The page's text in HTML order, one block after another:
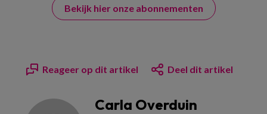
Bekijk hier onze abonnementen
Reageer op dit artikel Deel dit artikel
Carla Overduin